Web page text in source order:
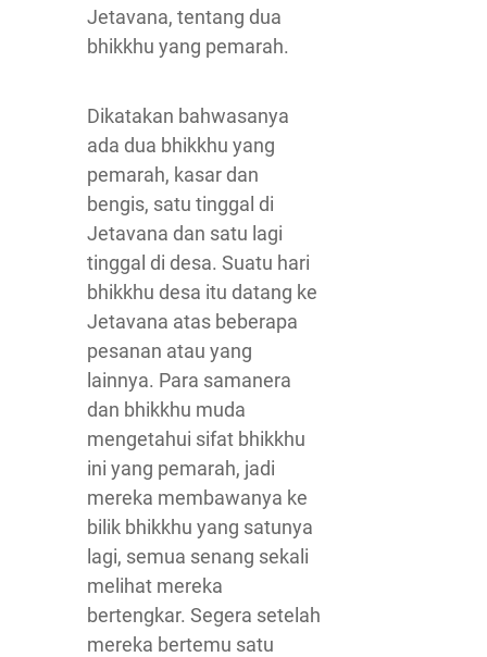
Jetavana, tentang dua
bhikkhu yang pemarah.
Dikatakan bahwasanya
ada dua bhikkhu yang
pemarah, kasar dan
bengis, satu tinggal di
Jetavana dan satu lagi
tinggal di desa. Suatu hari
bhikkhu desa itu datang ke
Jetavana atas beberapa
pesanan atau yang
lainnya. Para samanera
dan bhikkhu muda
mengetahui sifat bhikkhu
ini yang pemarah, jadi
mereka membawanya ke
bilik bhikkhu yang satunya
lagi, semua senang sekali
melihat mereka
bertengkar. Segera setelah
mereka bertemu satu